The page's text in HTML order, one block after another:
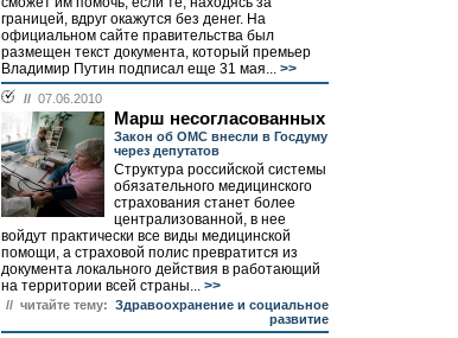
границей, вдруг окажутся без денег. На
официальном сайте правительства был
размещен текст документа, который премьер
Владимир Путин подписал еще 31 мая... >>
// 07.06.2010
Марш несогласованных
Закон об ОМС внесли в Госдуму
через депутатов
Структура российской системы
обязательного медицинского
страхования станет более
централизованной, в нее
войдут практически все виды медицинской
помощи, а страховой полис превратится из
документа локального действия в работающий
на территории всей страны... >>
// читайте тему: Здравоохранение и социальное
развитие